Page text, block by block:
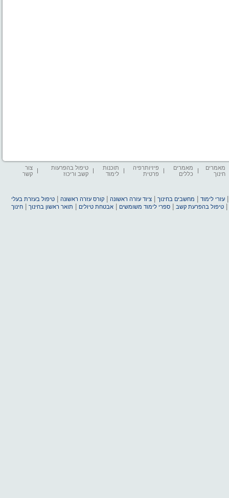
מאמרים
חינוך
מאמרים
כללים
פיזיותרפיה
פרטית
תוכנות
לימוד
טיפול בהפרעות
קשב וריכוז
צור
קשר
עזרי לימוד מחשבים בחינוך |ציוד עזרה ראשונה |קורס עזרה ראשונה |טיפול בעזרת בעלי
|טיפול בהפרעת קשב |ספרי לימוד משומשים |אבטחת טיולים תואר ראשון בחינוך |חינוך